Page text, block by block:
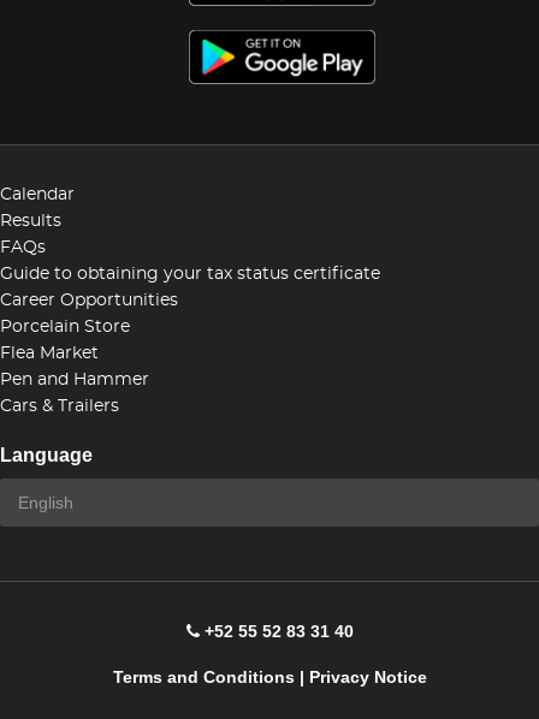
Calendar
Results
FAQs
Guide to obtaining your tax status certificate
Career Opportunities
Porcelain Store
Flea Market
Pen and Hammer
Cars & Trailers
Language
+52 55 52 83 31 40
Terms and Conditions| Privacy Notice